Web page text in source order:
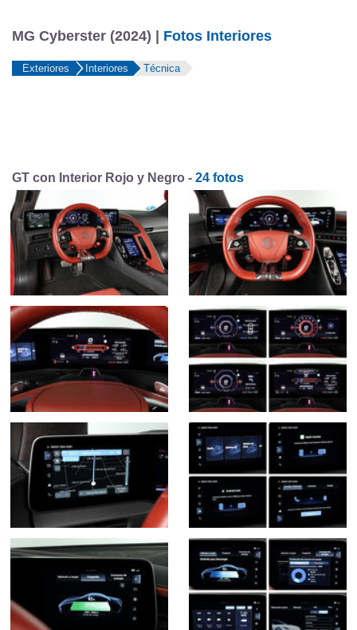
MG Cyberster (2024) | Fotos Interiores
Exteriores Interiores Técnica
GT con Interior Rojo y Negro - 24 fotos